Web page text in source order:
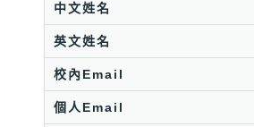
中文姓名
英文姓名
校內Email
個人Email